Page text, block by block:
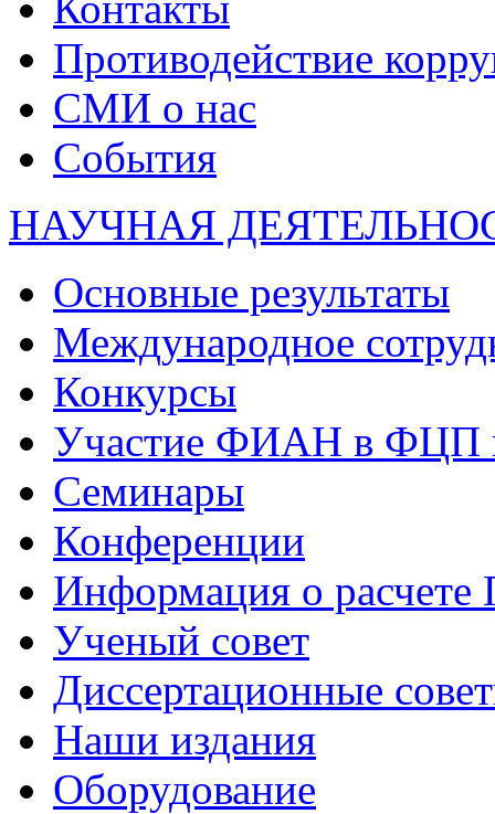
Противодействие
СМИ о нас
События
НАУЧНАЯ
Основные результаты
Международное
Конкурсы
Участие ФИАН в ФЦП
Семинары
Конференции
Информация о
Ученый совет
Диссертационные
Наши издания
Оборудование